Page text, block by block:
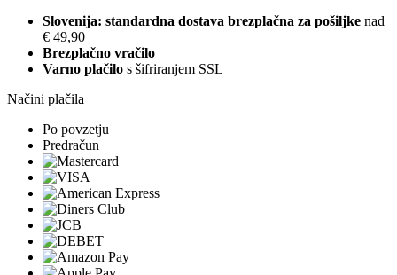
Slovenija: standardna dostava brezplačna za pošiljke nad
€ 49,90
Brezplačno vračilo
Varno plačilo s šifriranjem SSL
Načini plačila
Po povzetju
Predračun